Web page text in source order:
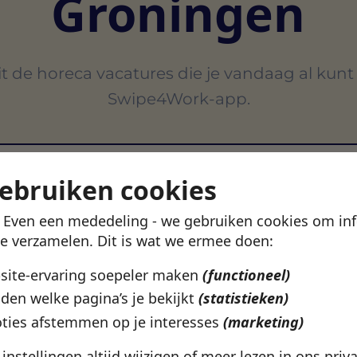
cookies
Even een mededeling - we gebruiken cookies om
verzamelen. Dit is wat we ermee doen:
ervaring soepeler maken (functioneel)
welke pagina’s je bekijkt (statistieken)
afstemmen op je interesses (marketing)
de horeca vacatures die je vandaag al
Swipe4Work-app.
DOOR 500+ WERKGEVERS IN